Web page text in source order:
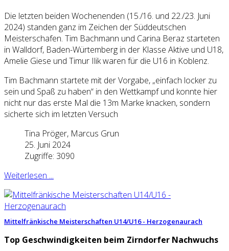
Die letzten beiden Wochenenden (15./16. und 22./23. Juni
2024) standen ganz im Zeichen der Süddeutschen
Meisterschafen. Tim Bachmann und Carina Beraz starteten
in Walldorf, Baden-Würtemberg in der Klasse Aktive und U18,
Amelie Giese und Timur Ilik waren für die U16 in Koblenz.
Tim Bachmann startete mit der Vorgabe, „einfach locker zu
sein und Spaß zu haben“ in den Wettkampf und konnte hier
nicht nur das erste Mal die 13m Marke knacken, sondern
sicherte sich im letzten Versuch
Tina Pröger, Marcus Grun
25. Juni 2024
Zugriffe: 3090
Weiterlesen ...
Mittelfränkische Meisterschaften U14/U16 - Herzogenaurach
Top Geschwindigkeiten beim Zirndorfer Nachwuchs